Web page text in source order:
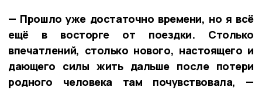
— Прошло уже достаточно времени, но я всё
ещё в восторге от поездки. Столько
впечатлений, столько нового, настоящего и
дающего силы жить дальше после потери
родного человека там почувствовала, —